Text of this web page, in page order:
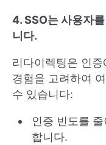
4. SSO는 사용자
니다.
리다이렉팅은 인
경험을 고려하여
수 있습니다:
인증 빈도를
합니다.